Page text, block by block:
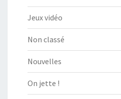
Jeux vidéo
Non classé
Nouvelles
On jette !